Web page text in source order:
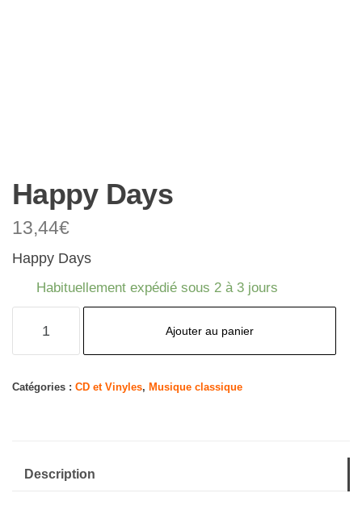
Happy Days
13,44€
Happy Days
Habituellement expédié sous 2 à 3 jours
Days
Ajouter au panier
Catégories : CD et Vinyles, Musique classique
Description